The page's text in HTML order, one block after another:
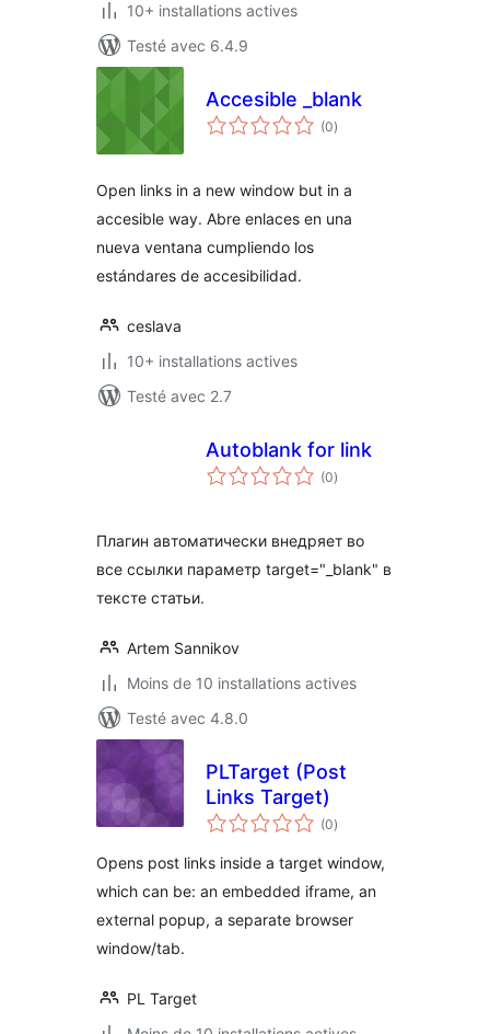
10+ installations actives
Testé avec 6.4.9
Accesible _blank
(0notes
en
)
Open links in a new window but in a
accesible way. Abre enlaces en una
nueva ventana cumpliendo los
estándares de accesibilidad.
ceslava
10+ installations actives
Testé avec 2.7
Autoblank for link
(0notes
en
)
Плагин автоматически внедряет во
все ссылки параметр target="_blank" в
тексте статьи.
Artem Sannikov
Moins de 10 installations actives
Testé avec 4.8.0
PLTarget (Post
Links Target)
(0notes
en
)
Opens post links inside a target window,
which can be: an embedded iframe, an
external popup, a separate browser
window/tab.
PL Target